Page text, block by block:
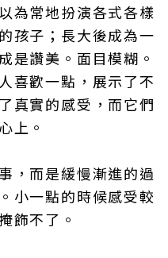
為常地扮演各式各樣
孩子；長大後成為一
是讚美。面目模糊。
喜歡一點，展示了不
真實的感受，而它們
上。
，而是緩慢漸進的過
小一點的時候感受較
飾不了。